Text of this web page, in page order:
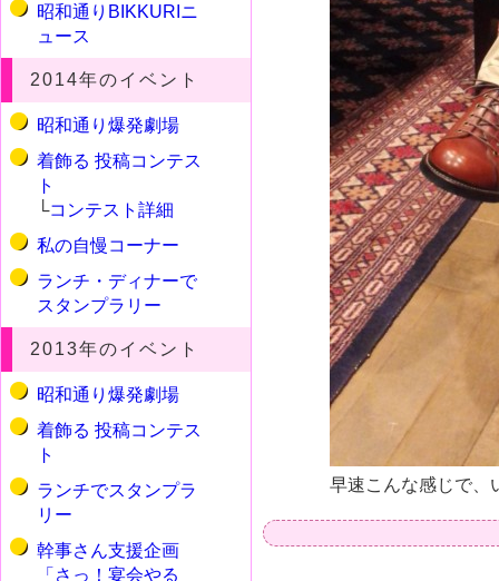
昭和通りBIKKURIニ
ュース
2014年のイベント
昭和通り爆発劇場
着飾る 投稿コンテス
ト
└コンテスト詳細
私の自慢コーナー
ランチ・ディナーで
スタンプラリー
2013年のイベント
昭和通り爆発劇場
着飾る 投稿コンテス
ト
ランチでスタンプラ
リー
幹事さん支援企画
「さっ！宴会やる
早速こんな感じで、